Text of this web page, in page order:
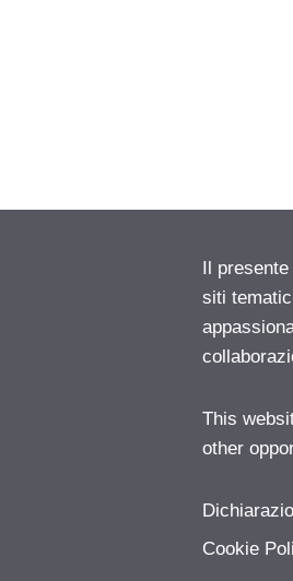
Il
siti
This
other
Cookie